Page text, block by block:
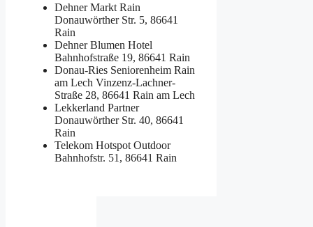
Dehner Markt Rain
Donauwörther Str. 5, 86641
Rain
Dehner Blumen Hotel
Bahnhofstraße 19, 86641 Rain
Donau-Ries Seniorenheim Rain
am Lech Vinzenz-Lachner-
Straße 28, 86641 Rain am Lech
Lekkerland Partner
Donauwörther Str. 40, 86641
Rain
Telekom Hotspot Outdoor
Bahnhofstr. 51, 86641 Rain